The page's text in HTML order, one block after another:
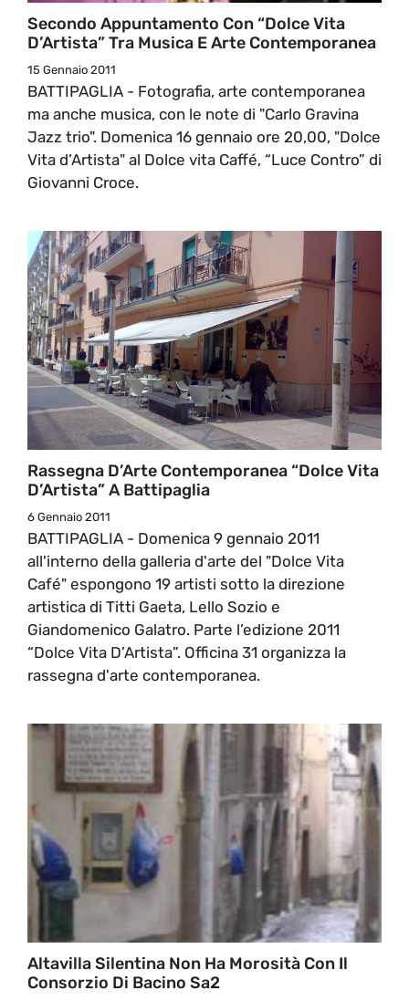
Secondo Appuntamento Con “Dolce Vita
D’Artista” Tra Musica E Arte Contemporanea
15 Gennaio 2011
BATTIPAGLIA - Fotografia, arte contemporanea
ma anche musica, con le note di "Carlo Gravina
Jazz trio". Domenica 16 gennaio ore 20,00, "Dolce
Vita d’Artista" al Dolce vita Caffé, “Luce Contro” di
Giovanni Croce.
Rassegna D’Arte Contemporanea “Dolce Vita
D’Artista” A Battipaglia
6 Gennaio 2011
BATTIPAGLIA - Domenica 9 gennaio 2011
all'interno della galleria d'arte del "Dolce Vita
Café" espongono 19 artisti sotto la direzione
artistica di Titti Gaeta, Lello Sozio e
Giandomenico Galatro. Parte l’edizione 2011
“Dolce Vita D’Artista”. Officina 31 organizza la
rassegna d'arte contemporanea.
Altavilla Silentina Non Ha Morosità Con Il
Consorzio Di Bacino Sa2